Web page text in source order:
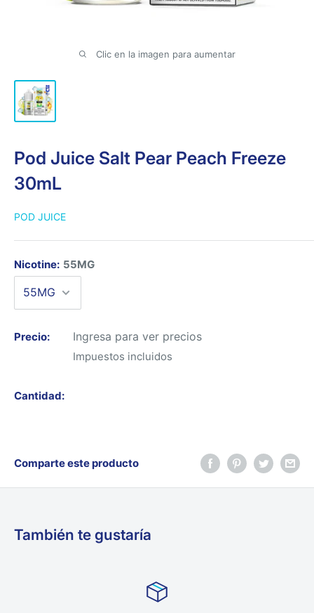
Clic en la imagen para aumentar
Pod Juice Salt Pear Peach Freeze
30mL
POD JUICE
Nicotine: 55MG
Precio: Ingresa para ver precios
Impuestos incluidos
Cantidad:
Comparte este producto
También te gustaría